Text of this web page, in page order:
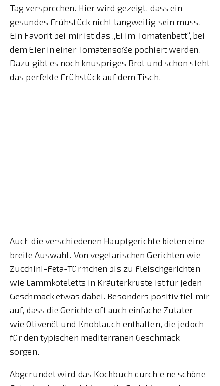
Tag versprechen. Hier wird gezeigt, dass ein
gesundes Frühstück nicht langweilig sein muss.
Ein Favorit bei mir ist das „Ei im Tomatenbett“, bei
dem Eier in einer Tomatensoße pochiert werden.
Dazu gibt es noch knuspriges Brot und schon steht
das perfekte Frühstück auf dem Tisch.
Auch die verschiedenen Hauptgerichte bieten eine
breite Auswahl. Von vegetarischen Gerichten wie
Zucchini-Feta-Türmchen bis zu Fleischgerichten
wie Lammkoteletts in Kräuterkruste ist für jeden
Geschmack etwas dabei. Besonders positiv fiel mir
auf, dass die Gerichte oft auch einfache Zutaten
wie Olivenöl und Knoblauch enthalten, die jedoch
für den typischen mediterranen Geschmack
sorgen.
Abgerundet wird das Kochbuch durch eine schöne